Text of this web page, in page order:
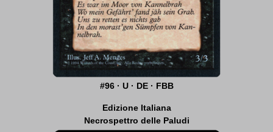
#96 · U · DE · FBB
Edizione Italiana
Necrospettro delle Paludi